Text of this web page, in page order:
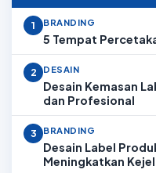
1 BRANDING
5 Tempat
2 DESAIN
Desain Kemasan
dan Profesional
3 BRANDING
Desain Label
Meningkatkan